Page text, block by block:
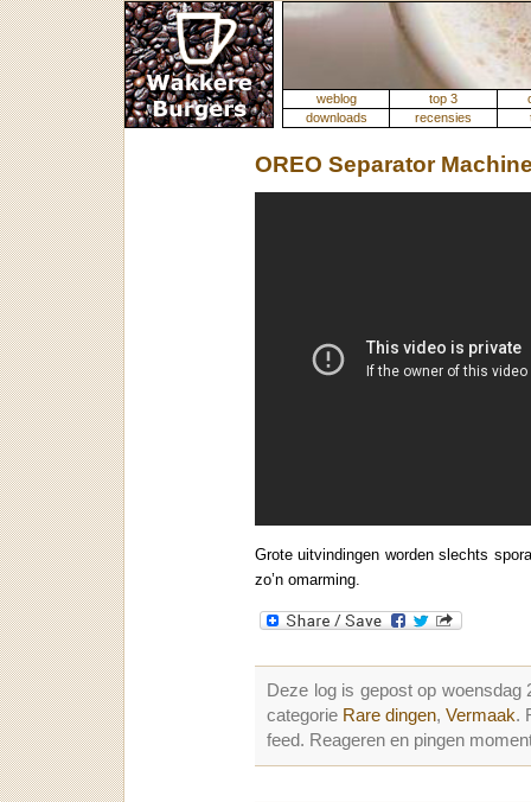
weblog top 3
downloads
recensies
OREO Separator
Grote uitvindingen worden slechts
zo’n omarming.
Deze log is gepost op woensdag
categorie Rare dingen,Vermaak.
feed. Reageren en pingen